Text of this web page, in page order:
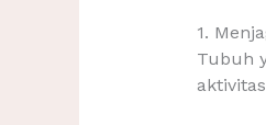
1.
Tubuh